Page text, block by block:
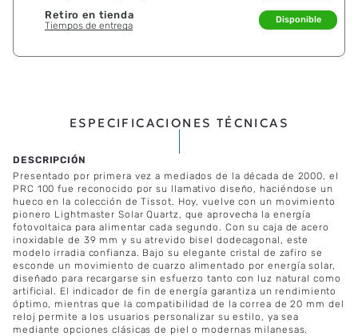
Retiro en tienda
Tiempos de entrega
Disponible
ESPECIFICACIONES TÉCNICAS
Presentado por primera vez a mediados de la década de 2000, el
PRC 100 fue reconocido por su llamativo diseño, haciéndose un
hueco en la colección de Tissot. Hoy, vuelve con un movimiento
pionero Lightmaster Solar Quartz, que aprovecha la energía
fotovoltaica para alimentar cada segundo. Con su caja de acero
inoxidable de 39 mm y su atrevido bisel dodecagonal, este
modelo irradia confianza. Bajo su elegante cristal de zafiro se
esconde un movimiento de cuarzo alimentado por energía solar,
diseñado para recargarse sin esfuerzo tanto con luz natural como
artificial. El indicador de fin de energía garantiza un rendimiento
óptimo, mientras que la compatibilidad de la correa de 20 mm del
reloj permite a los usuarios personalizar su estilo, ya sea
mediante opciones clásicas de piel o modernas milanesas.